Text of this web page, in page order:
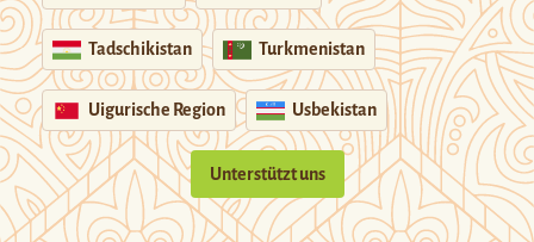
Tadschikistan Turkmenistan
Uigurische Region Usbekistan
Unterstützt uns